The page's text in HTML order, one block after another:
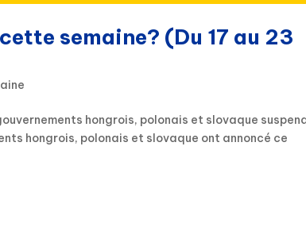
semaine? (Du 17 au 23
hongrois, polonais et slovaque
hongrois, polonais et slovaque ont annoncé ce